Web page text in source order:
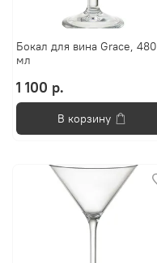
Бокал для вина Grace, 480
мл
1 100 р.
В корзину